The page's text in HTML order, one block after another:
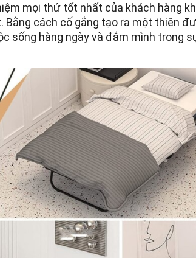
mọi thứ tốt nhất của khách hàng
Bằng cách cố gắng tạo ra một thiên
sống hàng ngày và đắm mình trong